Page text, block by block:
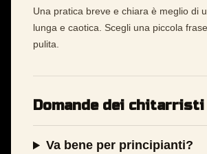
Una pratica breve e chiara è meglio di
lunga e caotica. Scegli una piccola
pulita.
Domande dei chitarristi
Va bene per principianti?